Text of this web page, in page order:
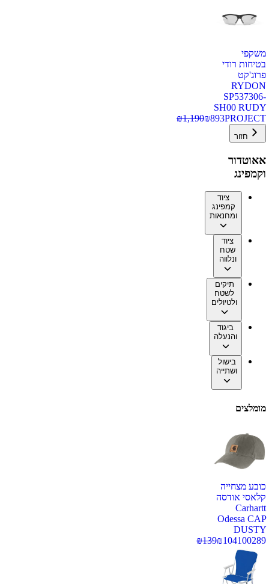
משקפי
בטיחות רודי
פרוג'קט
RYDON
SP537306-
SH00 RUDY
PROJECT
₪893
₪1,190
חזור
אאוטדור
וקמפינג
ציוד
קמפינג
ומחנאות
ציוד
שטח
ונלווה
תיקים
לשטח
ולטיולים
ביגוד
והנעלה
בישול
ושתייה
מומלצים
כובע מצחייה
קלאסי אודסה
Carhartt
Odessa CAP
DUSTY
100289
₪104
₪139